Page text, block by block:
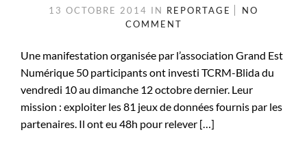
13 OCTOBRE 2014 IN REPORTAGE
NO
COMMENT
Une manifestation organisée par l’association Grand Est
Numérique 50 participants ont investi TCRM-Blida du
vendredi 10 au dimanche 12 octobre dernier. Leur
mission : exploiter les 81 jeux de données fournis par les
partenaires. Il ont eu 48h pour relever […]